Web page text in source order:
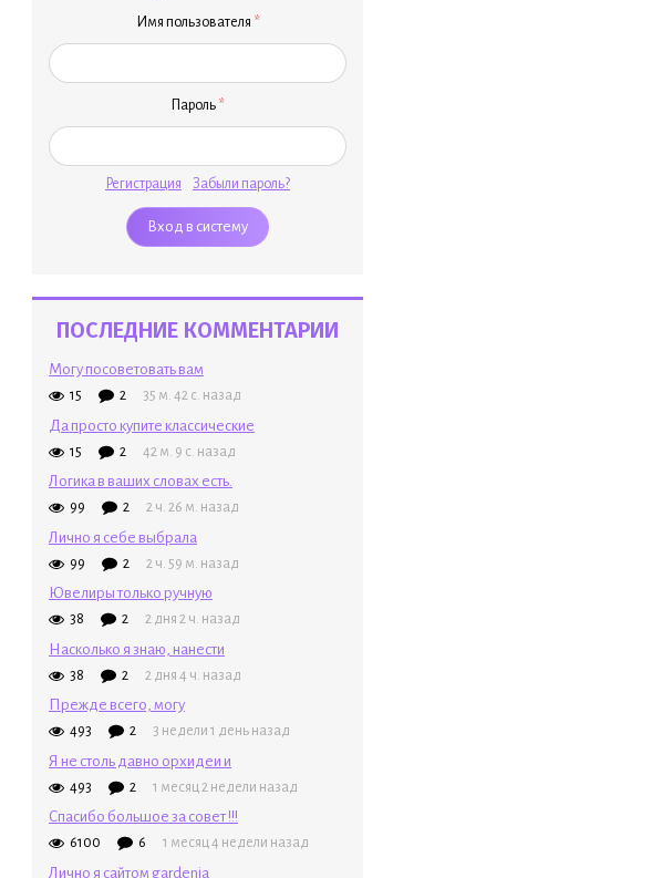
Имя пользователя *
Пароль *
Регистрация Забыли пароль?
ПОСЛЕДНИЕ КОММЕНТАРИИ
Могу посоветовать вам
15 2 35 м. 42 с. назад
Да просто купите классические
15 2 42 м. 9 с. назад
Логика в ваших словах есть.
99 2 2 ч. 26 м. назад
Лично я себе выбрала
99 2 2 ч. 59 м. назад
Ювелиры только ручную
38 2 2 дня 2 ч. назад
Насколько я знаю, нанести
38 2 2 дня 4 ч. назад
Прежде всего, могу
493 2 3 недели 1 день назад
Я не столь давно орхидеи и
493 2 1 месяц 2 недели назад
Спасибо большое за совет !!!
6100 6 1 месяц 4 недели назад
Лично я сайтом gardenia